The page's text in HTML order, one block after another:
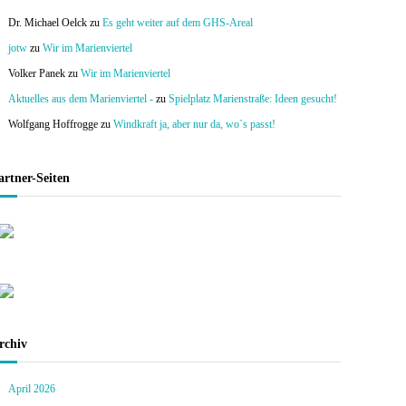
Dr. Michael Oelck zuEs geht weiter auf dem GHS-Areal
jotw zuWir im Marienviertel
Volker Panek zuWir im Marienviertel
Aktuelles aus dem Marienviertel - zuSpielplatz Marienstraße: Ideen gesucht!
Wolfgang Hoffrogge zuWindkraft ja, aber nur da, wo´s passt!
Seiten
April 2026